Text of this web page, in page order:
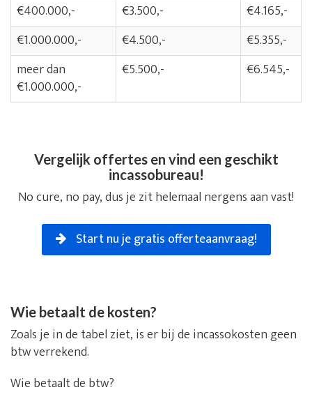
€400.000,-
€3.500,-
€4.165,-
€1.000.000,-
€4.500,-
€5.355,-
meer dan
€1.000.000,-
€5.500,- €6.545,-
Vergelijk offertes en vind een geschikt
incassobureau!
No cure, no pay, dus je zit helemaal nergens aan vast!
Start nu je gratis offerteaanvraag!
Wie betaalt de kosten?
Zoals je in de tabel ziet, is er bij de incassokosten geen
btw verrekend.
Wie betaalt de btw?